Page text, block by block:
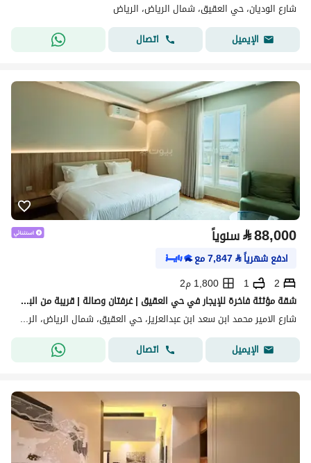
شارع الوديان، حي العقيق، شمال الرياض، الرياض
الإيميل
اتصال
⃁88,000 سنوياً
ادفع شهرياً⃁
7,847مع
2
1
1,800 م2
شقة مؤثثة فاخرة للإيجار في حي العقيق | غرفتان وصالة | قريبة من البوليفارد وكافد
شارع الامير محمد ابن سعد ابن عبدالعزيز، حي العقيق، شمال الرياض، الرياض
الإيميل
اتصال